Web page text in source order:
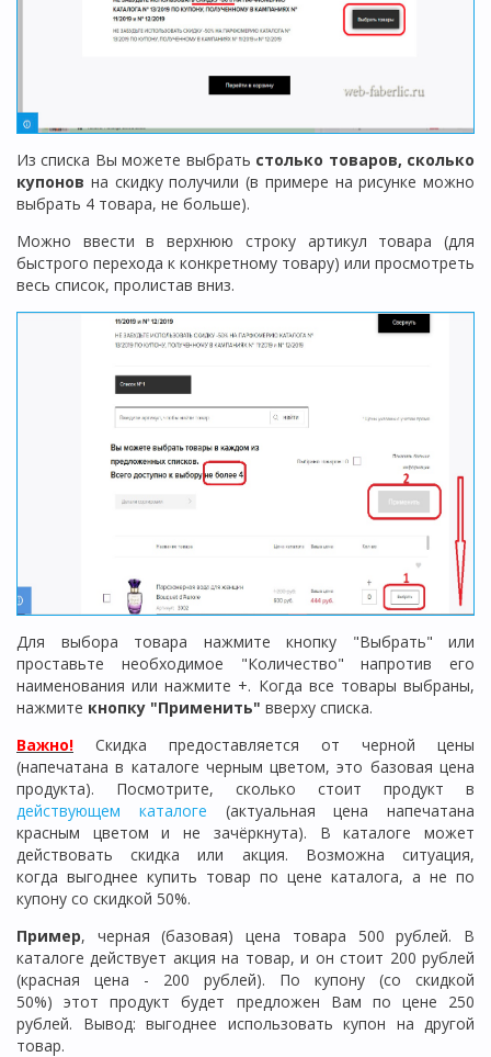
Из списка Вы можете выбрать столько товаров, сколько
купонов на скидку получили (в примере на рисунке можно
выбрать 4 товара, не больше).
Можно ввести в верхнюю строку артикул товара (для
быстрого перехода к конкретному товару) или просмотреть
весь список, пролистав вниз.
Для выбора товара нажмите кнопку "Выбрать" или
проставьте необходимое "Количество" напротив его
наименования или нажмите +. Когда все товары выбраны,
нажмите кнопку "Применить" вверху списка.
Важно! Скидка предоставляется от черной цены
(напечатана в каталоге черным цветом, это базовая цена
продукта). Посмотрите, сколько стоит продукт в
действующем каталоге (актуальная цена напечатана
красным цветом и не зачёркнута). В каталоге может
действовать скидка или акция. Возможна ситуация,
когда выгоднее купить товар по цене каталога, а не по
купону со скидкой 50%.
Пример, черная (базовая) цена товара 500 рублей. В
каталоге действует акция на товар, и он стоит 200 рублей
(красная цена - 200 рублей). По купону (со скидкой
50%) этот продукт будет предложен Вам по цене 250
рублей. Вывод: выгоднее использовать купон на другой
товар.